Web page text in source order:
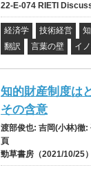
22-E-074 RIETI
経済学 技術経営
翻訳
言葉の壁 イ
知的財産制度は
その含意
渡部俊也: 吉岡(小林)徹
頁
勁草書房（2021/10/25）